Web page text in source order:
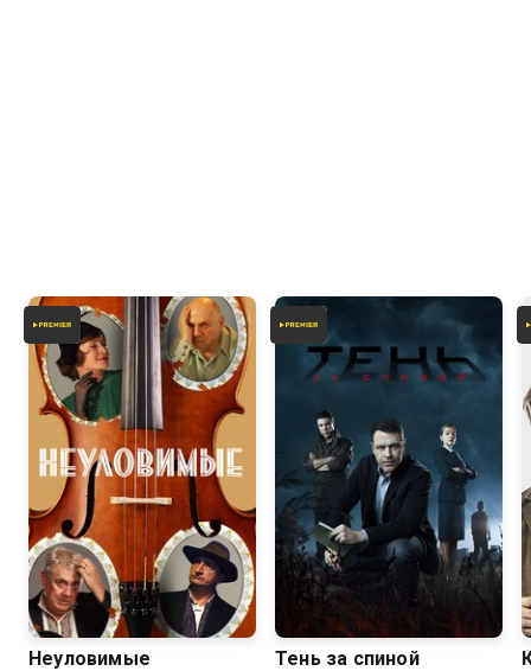
7.4
Неуловимые
7.8
Тень за спиной